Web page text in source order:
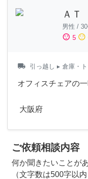
ＡＴ
男性 /
sentiment_satisfied 5 sentiment_neutral
local_shipping 引っ越し ▸ 倉庫・
オフィスチェアの
大阪府
ご依頼相談内容
何か聞きたいことが
（文字数は500字以内